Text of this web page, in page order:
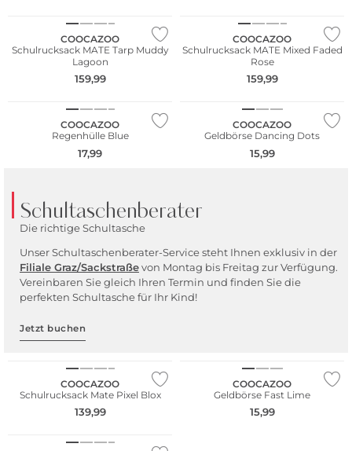
COOCAZOO
Schulrucksack MATE Tarp Muddy
Lagoon
159,99
COOCAZOO
Schulrucksack MATE Mixed Faded
Rose
159,99
COOCAZOO
Regenhülle Blue
17,99
COOCAZOO
Geldbörse Dancing Dots
15,99
Schultaschenberater
Die richtige Schultasche
Unser Schultaschenberater-Service steht Ihnen exklusiv in der
Filiale Graz/Sackstraßevon Montag bis Freitag zur Verfügung.
Vereinbaren Sie gleich Ihren Termin und finden Sie die
perfekten Schultasche für Ihr Kind!
Jetzt buchen
COOCAZOO
Schulrucksack Mate Pixel Blox
139,99
COOCAZOO
Geldbörse Fast Lime
15,99